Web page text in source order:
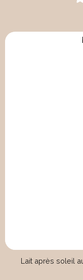
Lait après soleil